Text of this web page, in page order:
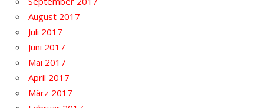
August 2017
Juli 2017
Juni 2017
Mai 2017
April 2017
März 2017